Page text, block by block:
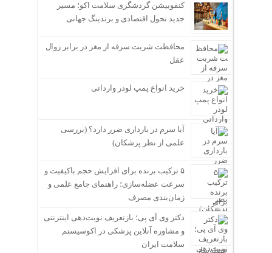
کنفوبیشن گردشگری سلامت اکو؛ مسیر
جدید تحول اقتصادی و برندینگ جهانی
محافظت شربت سرفه از مغز در برابر زوال
عقل
خرید انواع پمپ لودر وارداتی
آیا سرم در بارداری ضرر دارد؟ (بررسی
علمی از نظر پزشکان)
۵ ترکیب برنده برای افزایش حجم باکیفیت و
سرعت عضله‌سازی؛ راهنمای جامع علمی و
زمان‌بندی مصرف
دکتر وی آی پی؛ بازتعریف نوبت‌دهی اینترنتی
و مشاوره آنلاین پزشکی در اکوسیستم
سلامت ایران